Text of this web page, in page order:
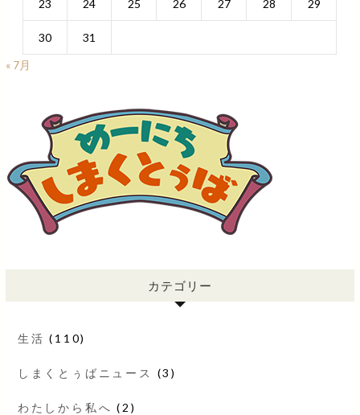
23 24 25 26 27 28 29
30
31
« 7月
カテゴリー
生活 (110)
しまくとぅばニュース (3)
わたしから私へ (2)